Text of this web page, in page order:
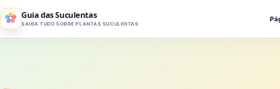
Pular para o conteúdo
Guia das Suculentas
SAIBA TUDO SOBRE PLANTAS SUCULENTAS